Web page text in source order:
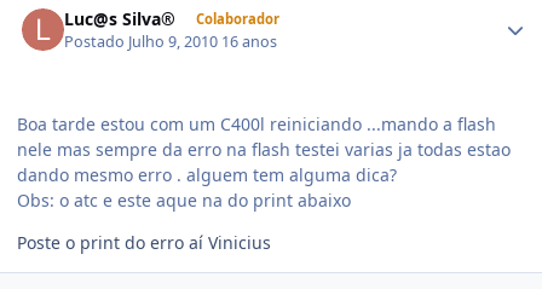
Luc@s Silva® Colaborador
Postado Julho 9, 2010 16 anos
Boa tarde estou com um C400l reiniciando ...mando a flash
nele mas sempre da erro na flash testei varias ja todas estao
dando mesmo erro . alguem tem alguma dica?
Obs: o atc e este aque na do print abaixo
Poste o print do erro aí Vinicius